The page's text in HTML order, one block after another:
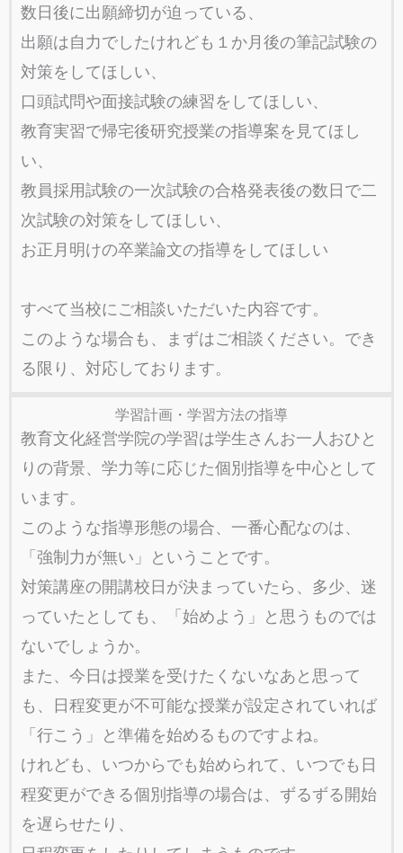
数日後に出願締切が迫っている、
出願は自力でしたけれども１か月後の筆記試験の
対策をしてほしい、
口頭試問や面接試験の練習をしてほしい、
教育実習で帰宅後研究授業の指導案を見てほし
い、
教員採用試験の一次試験の合格発表後の数日で二
次試験の対策をしてほしい、
お正月明けの卒業論文の指導をしてほしい
すべて当校にご相談いただいた内容です。
このような場合も、まずはご相談ください。でき
る限り、対応しております。
学習計画・学習方法の指導
教育文化経営学院の学習は学生さんお一人おひと
りの背景、学力等に応じた個別指導を中心として
います。
このような指導形態の場合、一番心配なのは、
「強制力が無い」ということです。
対策講座の開講校日が決まっていたら、多少、迷
っていたとしても、「始めよう」と思うものでは
ないでしょうか。
また、今日は授業を受けたくないなあと思って
も、日程変更が不可能な授業が設定されていれば
「行こう」と準備を始めるものですよね。
けれども、いつからでも始められて、いつでも日
程変更ができる個別指導の場合は、ずるずる開始
を遅らせたり、